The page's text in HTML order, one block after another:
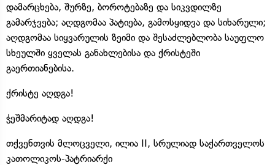
დამარცხება, შურზე, ბოროტებაზე და სიკვდილზე
გამარჯვება; აღდგომაა პატიება, გამოსყიდვა და სიხარული;
აღდგომაა სიყვარულის ზეიმი და შესაძლებლობა საუფლო
სხეულში ყველას განახლებისა და ქრისტეში
გაერთიანებისა.
ქრისტე აღდგა!
ჭეშმარიტად აღდგა!
თქვენთვის მლოცველი, ილია II, სრულიად საქართველოს
კათოლიკოს-პატრიარქი